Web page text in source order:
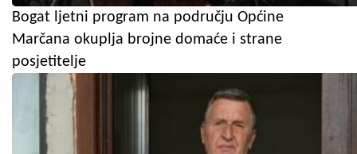
Bogat ljetni program na području Općine
Marčana okuplja brojne domaće i strane
posjetitelje